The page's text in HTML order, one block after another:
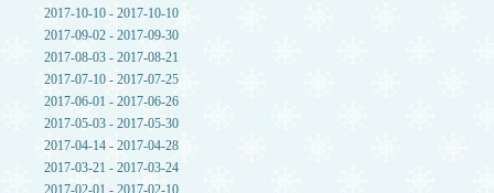
2017-10-10 - 2017-10-10
2017-09-02 - 2017-09-30
2017-08-03 - 2017-08-21
2017-07-10 - 2017-07-25
2017-06-01 - 2017-06-26
2017-05-03 - 2017-05-30
2017-04-14 - 2017-04-28
2017-03-21 - 2017-03-24
2017-02-01 - 2017-02-10